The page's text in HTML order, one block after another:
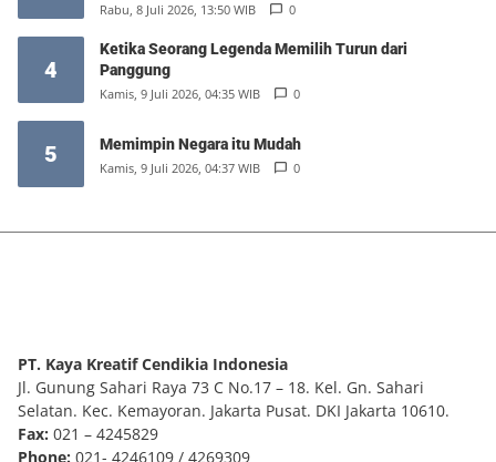
Rabu, 8 Juli 2026, 13:50 WIB 0
4
Ketika Seorang Legenda Memilih Turun dari
Panggung
Kamis, 9 Juli 2026, 04:35 WIB 0
5 Memimpin Negara itu Mudah
Kamis, 9 Juli 2026, 04:37 WIB 0
PT. Kaya Kreatif Cendikia Indonesia
Jl. Gunung Sahari Raya 73 C No.17 – 18. Kel. Gn. Sahari
Selatan. Kec. Kemayoran. Jakarta Pusat. DKI Jakarta 10610.
Fax: 021 – 4245829
Phone: 021- 4246109 / 4269309